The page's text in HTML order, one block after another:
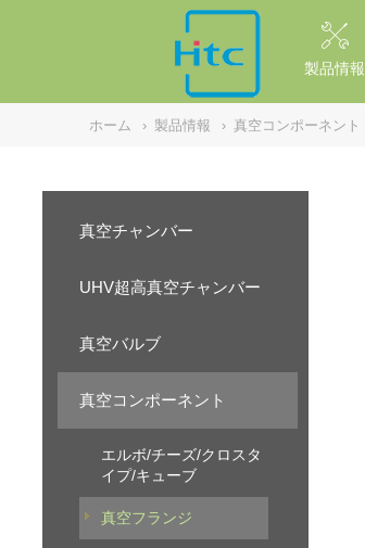
製品情報
ホーム › 製品情報 › 真空コンポーネント
真空チャンバー
UHV超高真空チャンバー
真空バルブ
真空コンポーネント
エルボ/チーズ/クロスタ
イプ/キューブ
真空フランジ